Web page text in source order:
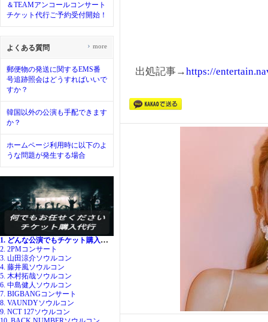
＆TEAMアンコールコンサート
チケット代行ご予約受付開始！
よくある質問
郵便物の発送に関するEMS番
号追跡照会はどうすればいいで
すか？
韓国以外の公演も手配できます
か？
ホームページ利用時に以下のよ
うな問題が発生する場合
› more
1. どんな公演でもチケット購入代行
2. 2PMコンサート
3. 山田涼介ソウルコン
4. 藤井風ソウルコン
5. 木村拓哉ソウルコン
6. 中島健人ソウルコン
7. BIGBANGコンサート
8. VAUNDYソウルコン
9. NCT 127ソウルコン
出処記事→https://